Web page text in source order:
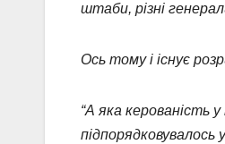
штаби, різні
Ось тому і існує
“А яка
підпорядковувалось